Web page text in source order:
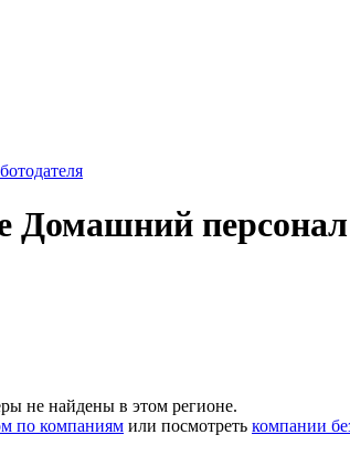
Домашний
не найдены в этом регионе.
по компаниям или посмотреть компании